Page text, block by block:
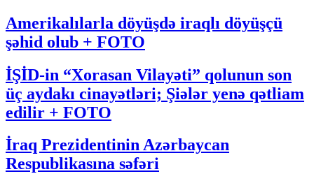
Amerikalılarla döyüşdə iraqlı döyüşçü
şəhid olub + FOTO
İŞİD-in “Xorasan Vilayəti” qolunun son
üç aydakı cinayətləri; Şiələr yenə qətliam
edilir + FOTO
İraq Prezidentinin Azərbaycan
Respublikasına səfəri